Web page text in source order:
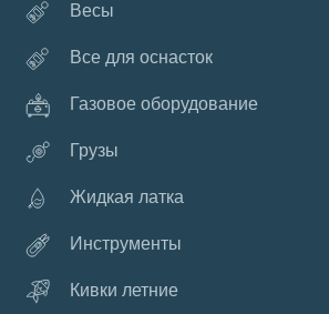
Весы
Все для оснасток
Газовое оборудование
Грузы
Жидкая латка
Инструменты
Кивки летние